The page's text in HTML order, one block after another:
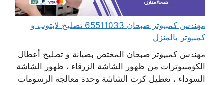
مهندس كمبيوتر صبحان 65511033 تصليح لابتوب و
كمبيوتر بالمنزل
مهندس كمبيوتر صبحان المختص بصيانة و تصليح أعطال
الكومبيوترات من ظهور الشاشة الزرقاء ، ظهور الشاشة
السوداء ، تعطيل كرت الشاشة وحدة معالجة الرسومات